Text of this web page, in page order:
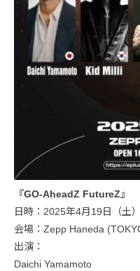
『GO-AheadZ FutureZ』
日時：2025年4月19日（土
会場：Zepp Haneda
出演：
Daichi Yamamoto